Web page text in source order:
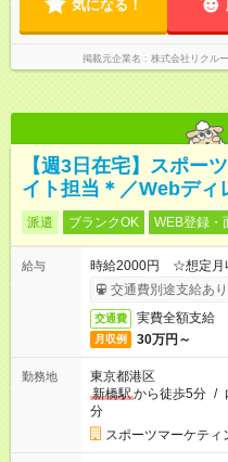
気になる！
掲載元企業名 株式会社リクル
【週3日在宅】スポー
イト担当＊／Webディ
派遣 ブランクOK WEB登録・
給与
時給2000円 ☆想定月
交通費別途支給あり
交通費 実費全額支給
月収例 30万円～
勤務地
東京都港区
新橋駅から徒歩5分 /
分
スポーツマーケティ